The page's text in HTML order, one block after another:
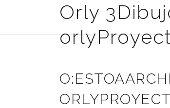
Orly